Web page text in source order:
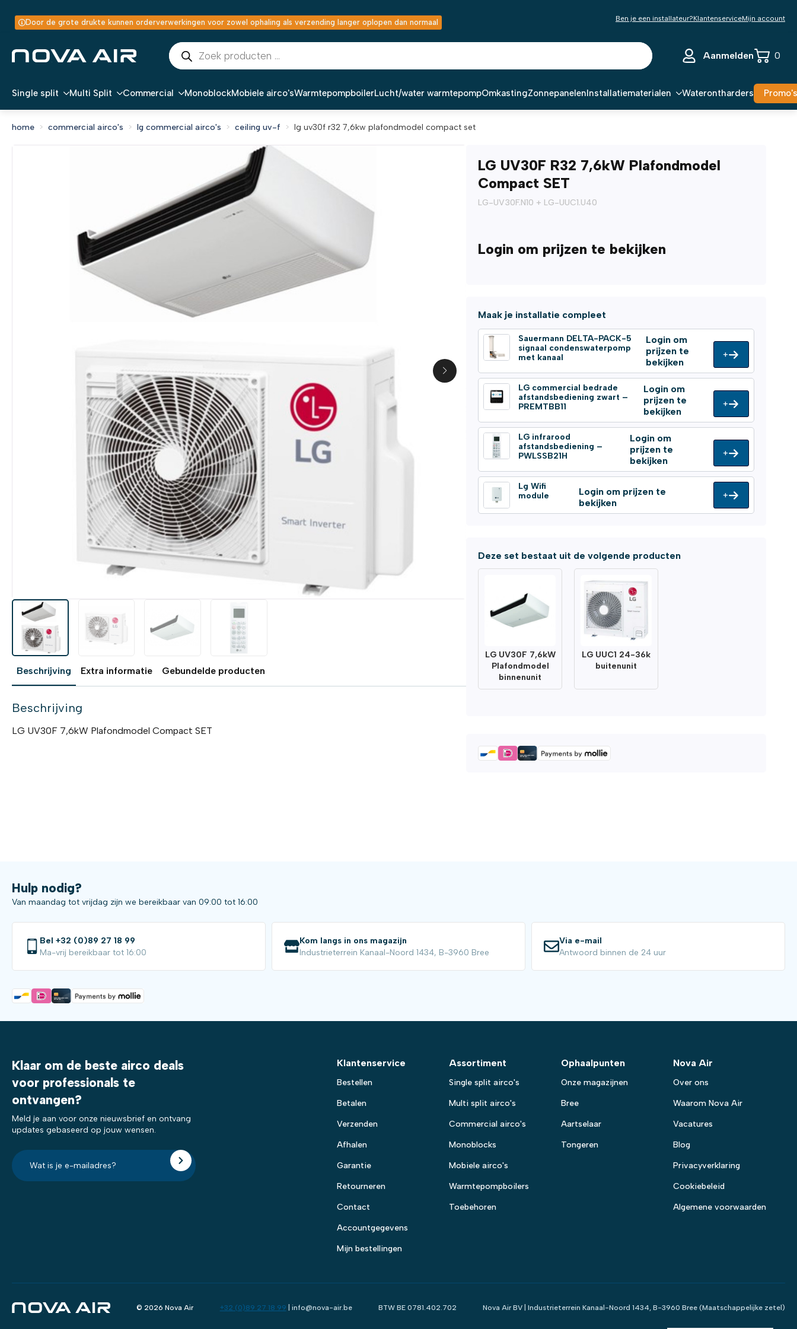
Door de grote drukte kunnen orderverwerkingen voor zowel ophaling als verzending langer oplopen dan normaal Ben je een installateur?KlantenserviceMijn account
Producten
zoeken
Aanmelden 0
Single split Multi Split Commercial MonoblockMobiele airco'sWarmtepompboilerLucht/water warmtepompOmkastingZonnepanelenInstallatiematerialen Waterontharders Promo's
home commercial airco's lg commercial airco's ceiling uv-f lg uv30f r32 7,6kw plafondmodel compact set
Beschrijving Extra informatie Gebundelde producten
Beschrijving
LG UV30F 7,6kW Plafondmodel Compact SET
LG UV30F R32 7,6kW Plafondmodel
Compact SET
LG-UV30F.N10 + LG-UUC1.U40
Login om prijzen te bekijken
Maak je installatie compleet
Sauermann DELTA-PACK-5
signaal condenswaterpomp
met kanaal
Login om
prijzen te
bekijken
+
LG commercial bedrade
afstandsbediening zwart –
PREMTBB11
Login om
prijzen te
bekijken
+
LG infrarood
afstandsbediening –
PWLSSB21H
Login om
prijzen te
bekijken
+
Lg Wifi
module
Login om prijzen te
bekijken
+
Deze set bestaat uit de volgende producten
LG UV30F 7,6kW
Plafondmodel
binnenunit
LG UUC1 24-36k
buitenunit
Hulp nodig?
Van maandag tot vrijdag zijn we bereikbaar van 09:00 tot 16:00
Bel +32 (0)89 27 18 99
Ma-vrij bereikbaar tot 16:00
Kom langs in ons magazijn
Industrieterrein Kanaal-Noord 1434, B-3960 Bree
Via e-mail
Antwoord binnen de 24 uur
Klaar om de beste airco deals
voor professionals te
ontvangen?
Meld je aan voor onze nieuwsbrief en ontvang
updates gebaseerd op jouw wensen.
E-
mailadres?
*
Klantenservice
Bestellen
Betalen
Verzenden
Afhalen
Garantie
Retourneren
Contact
Accountgegevens
Mijn bestellingen
Assortiment
Single split airco's
Multi split airco's
Commercial airco's
Monoblocks
Mobiele airco's
Warmtepompboilers
Toebehoren
Ophaalpunten
Onze magazijnen
Bree
Aartselaar
Tongeren
Nova Air
Over ons
Waarom Nova Air
Vacatures
Blog
Privacyverklaring
Cookiebeleid
Algemene voorwaarden
© 2026 Nova Air +32 (0)89 27 18 99 | info@nova-air.be BTW BE 0781.402.702 Nova Air BV | Industrieterrein Kanaal-Noord 1434, B-3960 Bree (Maatschappelijke zetel)